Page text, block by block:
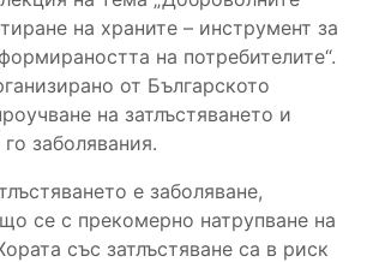
на храните – инструмент за
на потребителите“.
от Българското
на затлъстяването и
заболявания.
е заболяване,
се с прекомерно натрупване на
със затлъстяване са в риск